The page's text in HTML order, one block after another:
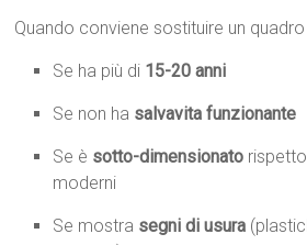
Quando conviene sostituire un
Se ha più di 15-20 anni
Se non ha salvavita funzionante
Se è sotto-dimensionato
moderni
Se mostra segni di usura